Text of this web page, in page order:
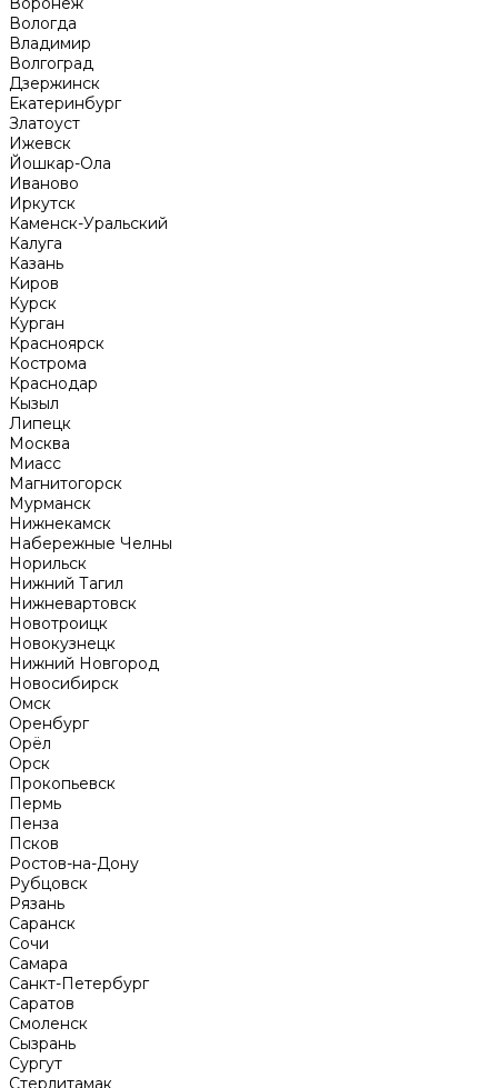
Вологда
Владимир
Волгоград
Дзержинск
Екатеринбург
Златоуст
Ижевск
Йошкар-Ола
Иваново
Иркутск
Каменск-Уральский
Калуга
Казань
Киров
Курск
Курган
Красноярск
Кострома
Краснодар
Кызыл
Липецк
Москва
Миасс
Магнитогорск
Мурманск
Нижнекамск
Набережные Челны
Норильск
Нижний Тагил
Нижневартовск
Новотроицк
Новокузнецк
Нижний Новгород
Новосибирск
Омск
Оренбург
Орёл
Орск
Прокопьевск
Пермь
Пенза
Псков
Ростов-на-Дону
Рубцовск
Рязань
Саранск
Сочи
Самара
Санкт-Петербург
Саратов
Смоленск
Сызрань
Сургут
Стерлитамак